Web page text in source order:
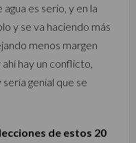
es serio, y en la
y se va haciendo más
menos margen
hay un conflicto,
genial que se
de estos 20